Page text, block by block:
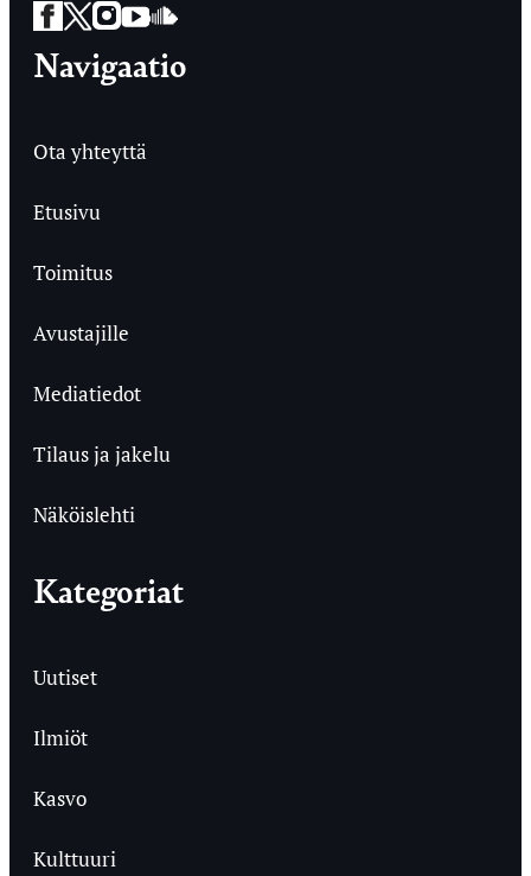
Facebook
Twitter
Instagram
YouTube
SoundCloud
Navigaatio
Ota yhteyttä
Etusivu
Toimitus
Avustajille
Mediatiedot
Tilaus ja jakelu
Näköislehti
Kategoriat
Uutiset
Ilmiöt
Kasvo
Kulttuuri